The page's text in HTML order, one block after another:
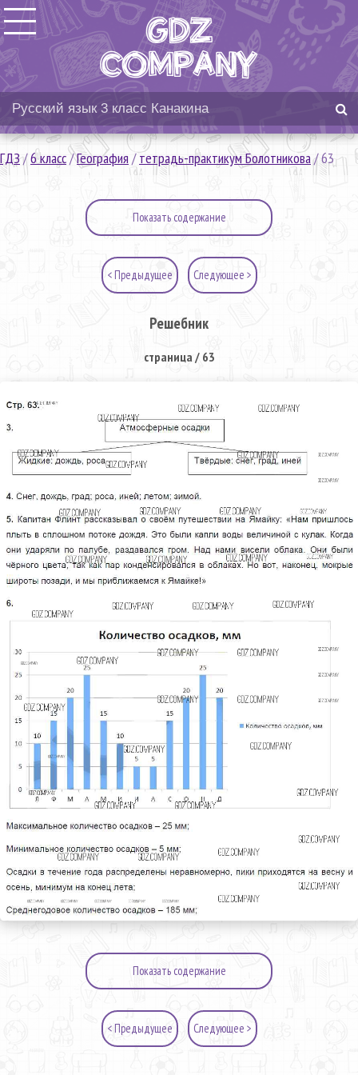
ГДЗ/6 класс/География /тетрадь-практикум Болотникова/63
Показать содержание
< Предыдущее Следующее >
Решебник
страница / 63
Показать содержание
< Предыдущее Следующее >